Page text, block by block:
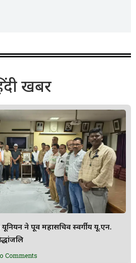
खबर
ने पूर्व महासचिव स्वर्गीय यू.एन.
Comments